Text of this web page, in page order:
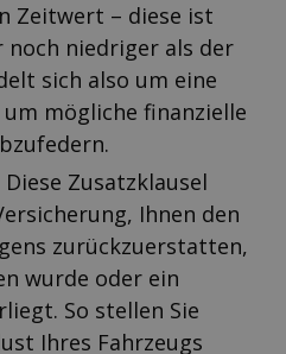
Zeitwert – diese ist
niedriger als der
sich also um eine
mögliche finanzielle
Zusatzklausel
Ihnen den
zurückzuerstatten,
wurde oder ein
So stellen Sie
Ihres Fahrzeugs